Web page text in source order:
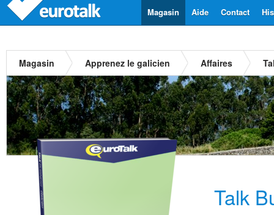
Contact
Aide
Magasin
Magasin Apprenez le galicien Affaires
Talk